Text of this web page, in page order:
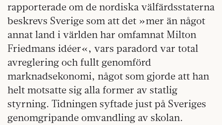
rapporterade om de nordiska välfärdsstaterna
beskrevs Sverige som att det »mer än något
annat land i världen har omfamnat Milton
Friedmans idéer«, vars paradord var total
avreglering och fullt genomförd
marknadsekonomi, något som gjorde att han
helt motsatte sig alla former av statlig
styrning. Tidningen syftade just på Sveriges
genomgripande omvandling av skolan.